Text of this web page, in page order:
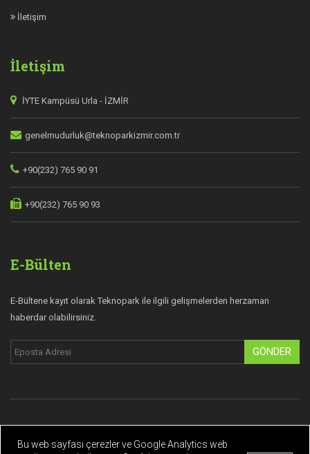
İletişim
İletişim
İYTE Kampüsü Urla - İZMİR
genelmudurluk@teknoparkizmir.com.tr
+90(232) 765 90 91
+90(232) 765 90 93
E-Bülten
E-Bültene kayıt olarak Teknopark ile ilgili gelişmelerden herzaman
haberdar olabilirsiniz.
GÖNDER
Bu web sayfası çerezler ve Google Analytics web